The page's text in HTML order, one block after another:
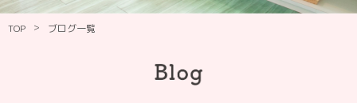
TOP > ブログ一覧